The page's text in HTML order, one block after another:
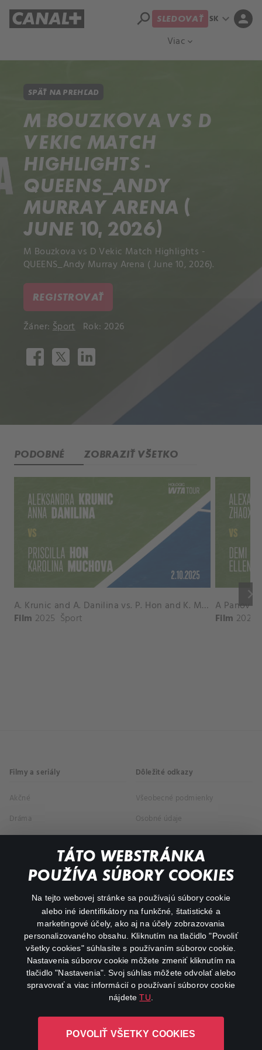
TÁTO WEBSTRÁNKA
POUŽÍVA SÚBORY COOKIES
Na tejto webovej stránke sa používajú súbory cookie
alebo iné identifikátory na funkčné, štatistické a
marketingové účely, ako aj na účely zobrazovania
personalizovaného obsahu. Kliknutím na tlačidlo "Povoliť
všetky cookies" súhlasíte s používaním súborov cookie.
Nastavenia súborov cookie môžete zmeniť kliknutím na
tlačidlo "Nastavenia". Svoj súhlas môžete odvolať alebo
spravovať a viac informácií o používaní súborov cookie
nájdeteTU
POVOLIŤ VŠETKY COOKIES
Viac expand_more
search SLEDOVAŤ SK expand_more person
SPÄŤ NA PREHĽAD
M BOUZKOVA VS D
VEKIC MATCH
HIGHLIGHTS -
QUEENS_ANDY
MURRAY ARENA (
JUNE 10, 2026)
M Bouzkova vs D Vekic Match Highlights -
QUEENS_Andy Murray Arena ( June 10, 2026).
REGISTROVAŤ
Žáner: Šport Rok: 2026
PODOBNÉ ZOBRAZIŤ VŠETKO
keyboard_arrow_right
A. Krunic and A. Danilina vs. P. Hon and K. Muchova Match Highlights - BEIJING_Capital Group Diamond ( October 02, 2025)
Film 2025 Šport Film 2026
Filmy a seriály
Akčné
Dráma
Dôležité odkazy
Všeobecné podmienky
Osobné údaje
O aplikácii Canal+
Canal+ Luxembourg S. à r.l. so sídlom Rue Albert Borschette 4,